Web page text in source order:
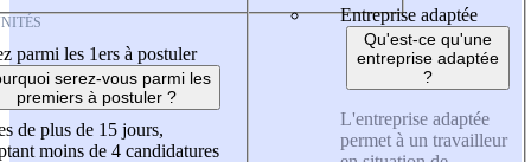
parmi les 1ers à postuler
serez-vous parmi les
premiers à postuler ?
de plus de 15 jours,
moins de 4 candidatures
Entreprise adaptée
Qu'est-ce qu'une
entreprise adaptée
?
L'entreprise adaptée
permet à un travailleur